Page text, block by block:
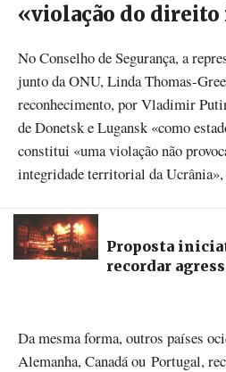
«violação do
No Conselho de Segurança, a
junto da ONU, Linda Thomas-
reconhecimento, por Vladimir
de Donetsk e Lugansk «como
constitui «uma violação não
integridade territorial da Ucrânia»,
Proposta
recordar
Da mesma forma, outros países
Alemanha, Canadá ou Portugal,